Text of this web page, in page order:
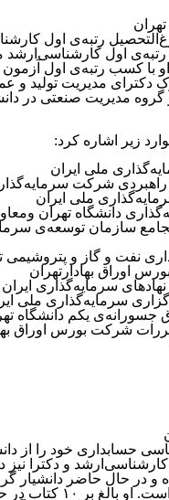
رتبه‌ی اول
رتبه‌ی اول کارشناسی‌ارشد
او با کسب رتبه‌ی اول آزمون
دکترای مدیریت تولید و
گروه مدیریت صنعتی در
زیر اشاره کرد:
ملی ایران
شرکت
ملی ایران
دانشگاه تهران
سازمان توسعه‌ی
نفت و گاز و پتروشیمی
اوراق بهادارتهران
سرمایه‌گذاری ایران
سرمایه‌گذاری ملی
جسورانه‌ی یکم دانشگاه
شرکت بورس اوراق
حسابداری خود را از
و دکترا نیز
و در حال حاضر دانشیار
است.
او بالغ بر